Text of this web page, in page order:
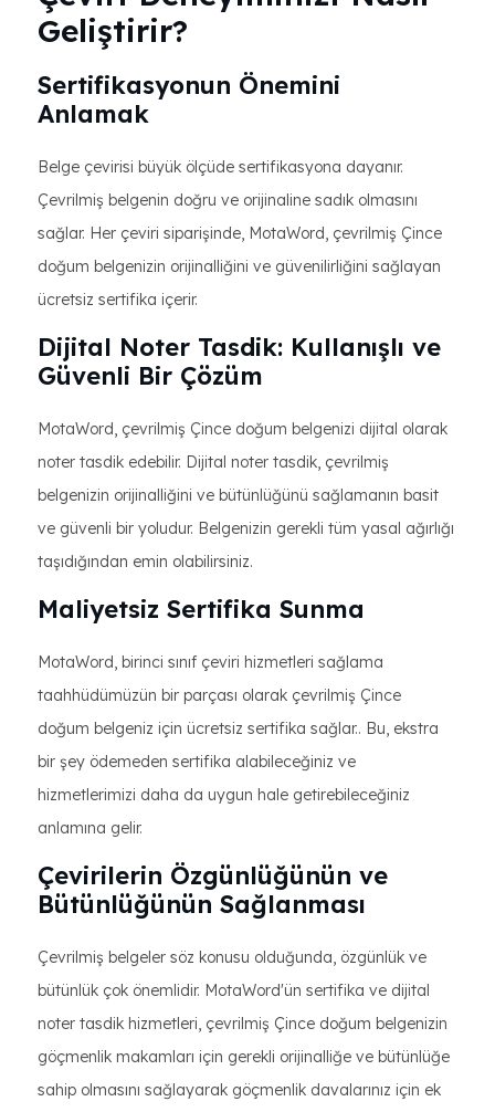
Geliştirir?
Sertifikasyonun Önemini
Anlamak
Belge çevirisi büyük ölçüde sertifikasyona dayanır.
Çevrilmiş belgenin doğru ve orijinaline sadık olmasını
sağlar. Her çeviri siparişinde, MotaWord, çevrilmiş Çince
doğum belgenizin orijinalliğini ve güvenilirliğini sağlayan
ücretsiz sertifika içerir.
Dijital Noter Tasdik: Kullanışlı ve
Güvenli Bir Çözüm
MotaWord, çevrilmiş Çince doğum belgenizi dijital olarak
noter tasdik edebilir. Dijital noter tasdik, çevrilmiş
belgenizin orijinalliğini ve bütünlüğünü sağlamanın basit
ve güvenli bir yoludur. Belgenizin gerekli tüm yasal ağırlığı
taşıdığından emin olabilirsiniz.
Maliyetsiz Sertifika Sunma
MotaWord, birinci sınıf çeviri hizmetleri sağlama
taahhüdümüzün bir parçası olarak çevrilmiş Çince
doğum belgeniz için ücretsiz sertifika sağlar.. Bu, ekstra
bir şey ödemeden sertifika alabileceğiniz ve
hizmetlerimizi daha da uygun hale getirebileceğiniz
anlamına gelir.
Çevirilerin Özgünlüğünün ve
Bütünlüğünün Sağlanması
Çevrilmiş belgeler söz konusu olduğunda, özgünlük ve
bütünlük çok önemlidir. MotaWord'ün sertifika ve dijital
noter tasdik hizmetleri, çevrilmiş Çince doğum belgenizin
göçmenlik makamları için gerekli orijinalliğe ve bütünlüğe
sahip olmasını sağlayarak göçmenlik davalarınız için ek